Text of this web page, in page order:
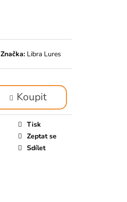
Značka: Libra Lures
Koupit
Tisk
Zeptat se
Sdílet